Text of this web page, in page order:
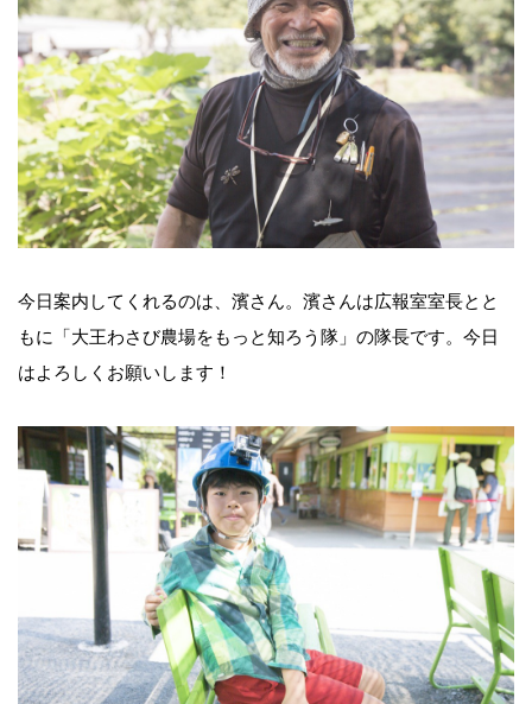
今日案内してくれるのは、濱さん。濱さんは広報室室長とと
もに「大王わさび農場をもっと知ろう隊」の隊長です。今日
はよろしくお願いします！